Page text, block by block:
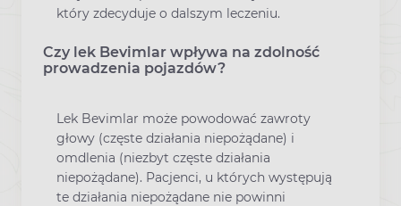
który zdecyduje o dalszym leczeniu.
Czy lek Bevimlar wpływa na zdolność
prowadzenia pojazdów?
Lek Bevimlar może powodować zawroty
głowy (częste działania niepożądane) i
omdlenia (niezbyt częste działania
niepożądane). Pacjenci, u których występują
te działania niepożądane nie powinni